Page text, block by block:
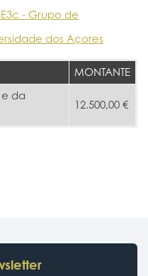
- Grupo de
dos Açores
MONTANTE
da
12.500,00 €